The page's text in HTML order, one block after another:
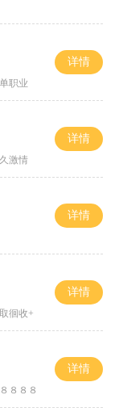
职业
详情
激情
详情
详情
徊收+
详情
８８８
详情